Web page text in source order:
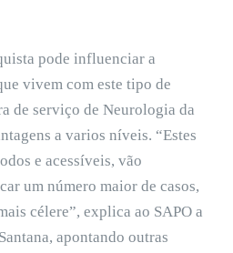
pode influenciar a
vivem com este tipo de
de serviço de Neurologia da
a varios níveis. “Estes
e acessíveis, vão
um número maior de casos,
célere”, explica ao SAPO a
apontando outras